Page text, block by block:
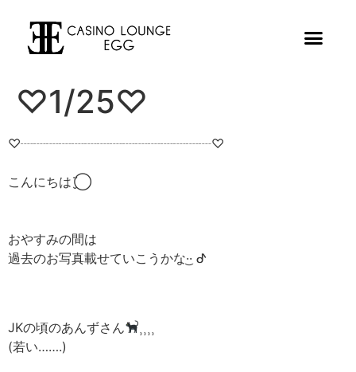
♡1/25♡
♡┈┈┈┈┈┈┈┈┈┈┈┈┈┈┈♡
こんにちは¨̮⃝
おやすみの間は
過去のお写真載せていこうかな·͜· ︎︎ᕷ
JKの頃のあんずさん
(若い…….)